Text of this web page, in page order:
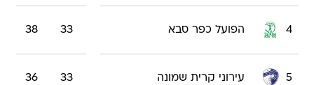
4 הפועל כפר סבא 33
38
5 עירוני קרית שמונה 33
36